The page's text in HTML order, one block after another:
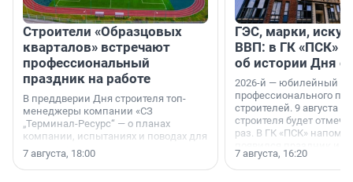
Строители «Образцовых
кварталов» встречают
профессиональный
праздник на работе
В преддверии Дня строителя топ-
менеджеры компании «СЗ
„Терминал-Ресурс“ — о планах
компании, испытаниях и поводах для
осторожного оптимизма.
7 августа, 18:00
ГЭС, марки,
ВВП: в ГК «ПСК»
об истории Дня
2026-й — юбилейный
профессионального
строителей. 9 августа
строителя будет
раз. В ГК «ПСК»
поменялась роль
7 августа, 16:20